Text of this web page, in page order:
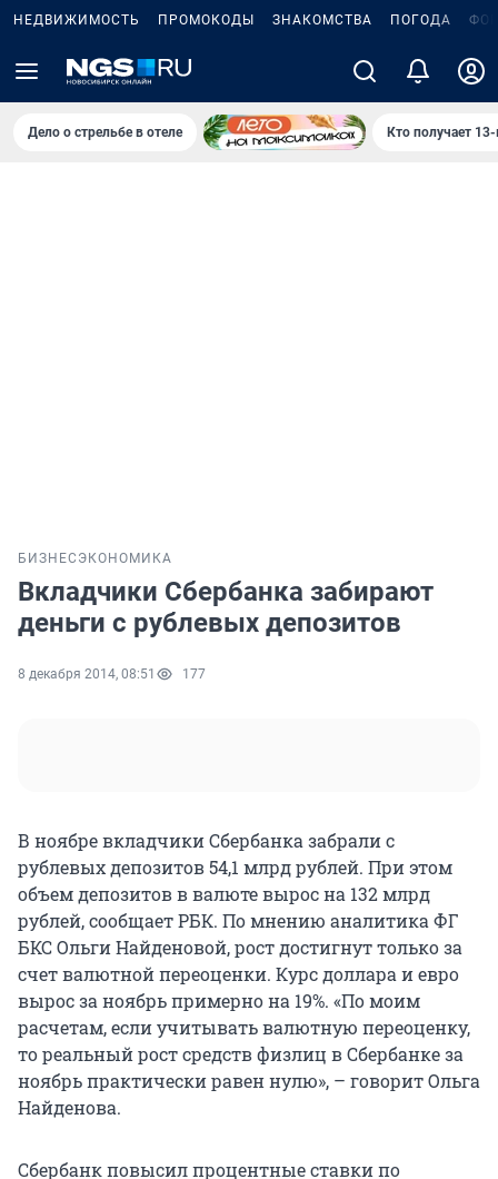
НЕДВИЖИМОСТЬ ПРОМОКОДЫ ЗНАКОМСТВА ПОГОДА
Дело о стрельбе в отеле Кто получает
БИЗНЕС ЭКОНОМИКА
Вкладчики Сбербанка забирают
деньги с рублевых депозитов
8 декабря 2014, 08:51 177
В ноябре вкладчики Сбербанка забрали с
рублевых депозитов 54,1 млрд рублей. При этом
объем депозитов в валюте вырос на 132 млрд
рублей, сообщает РБК. По мнению аналитика ФГ
БКС Ольги Найденовой, рост достигнут только за
счет валютной переоценки. Курс доллара и евро
вырос за ноябрь примерно на 19%. «По моим
расчетам, если учитывать валютную переоценку,
то реальный рост средств физлиц в Сбербанке за
ноябрь практически равен нулю», – говорит Ольга
Найденова.
Сбербанк повысил процентные ставки по